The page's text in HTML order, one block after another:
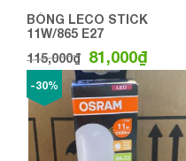
BÓNG LECO STICK
11W/865 E27
115,000₫ 81,000₫
-30%